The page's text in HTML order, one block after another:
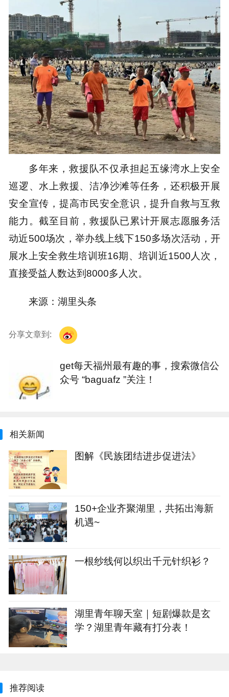
多年来，救援队不仅承担起五缘湾水上安全
巡逻、水上救援、洁净沙滩等任务，还积极开展
安全宣传，提高市民安全意识，提升自救与互救
能力。截至目前，救援队已累计开展志愿服务活
动近500场次，举办线上线下150多场次活动，开
展水上安全救生培训班16期、培训近1500人次，
直接受益人数达到8000多人次。
来源：湖里头条
分享文章到:
get每天福州最有趣的事，搜索微信公
众号 “baguafz ”关注！
相关新闻
图解《民族团结进步促进法》
150+企业齐聚湖里，共拓出海新
机遇~
一根纱线何以织出千元针织衫？
湖里青年聊天室｜短剧爆款是玄
学？湖里青年藏有打分表！
推荐阅读